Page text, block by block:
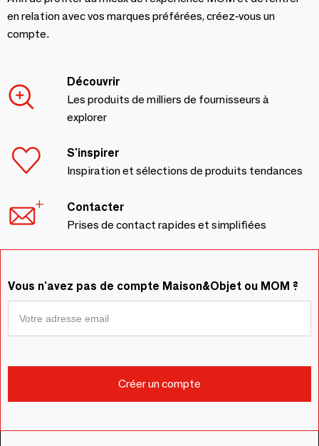
en relation avec vos marques préférées, créez-vous un
compte.
Découvrir
Les produits de milliers de fournisseurs à
explorer
S'inspirer
Inspiration et sélections de produits tendances
Contacter
Prises de contact rapides et simplifiées
Vous n'avez pas de compte Maison&Objet ou MOM ?